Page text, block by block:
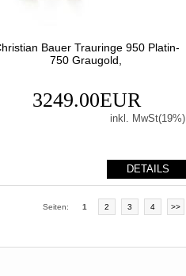
Bauer Trauringe 950 Platin-
750 Graugold,
3249.00EUR
inkl. MwSt(19%)
DETAILS
Seiten: 1 2 3 4 >>